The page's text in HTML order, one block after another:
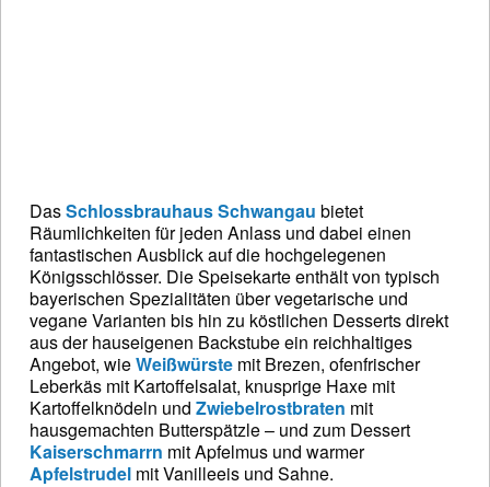
DasSchlossbrauhaus Schwangau bietet
Räumlichkeiten für jeden Anlass und dabei einen
fantastischen Ausblick auf die hochgelegenen
Königsschlösser. Die Speisekarte enthält von typisch
bayerischen Spezialitäten über vegetarische und
vegane Varianten bis hin zu köstlichen Desserts direkt
aus der hauseigenen Backstube ein reichhaltiges
Angebot, wieWeißwürste mit Brezen, ofenfrischer
Leberkäs mit Kartoffelsalat, knusprige Haxe mit
Kartoffelknödeln und Zwiebelrostbraten mit
hausgemachten Butterspätzle – und zum Dessert
Kaiserschmarrn mit Apfelmus und warmer
Apfelstrudel mit Vanilleeis und Sahne.